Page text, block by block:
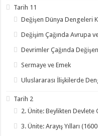
Tarih 11
Değişen Dünya Dengeleri
Değişim Çağında Avrupa
Devrimler Çağında
Sermaye ve Emek
Uluslararası İlişkilerde
Tarih 2
2. Ünite: Beylikten Devlete
3. Ünite: Arayış Yılları